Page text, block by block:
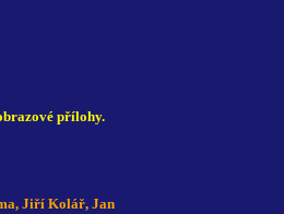
přílohy.
Jiří Kolář, Jan